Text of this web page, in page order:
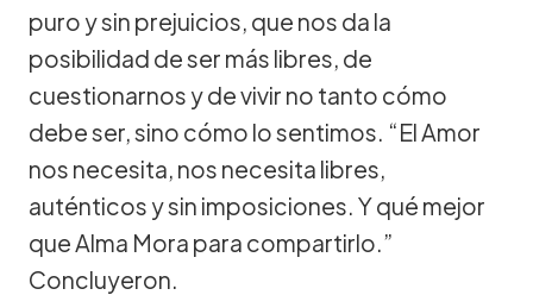
puro y sin prejuicios, que nos da la
posibilidad de ser más libres, de
cuestionarnos y de vivir no tanto cómo
debe ser, sino cómo lo sentimos. “El Amor
nos necesita, nos necesita libres,
auténticos y sin imposiciones. Y qué mejor
que Alma Mora para compartirlo.”
Concluyeron.